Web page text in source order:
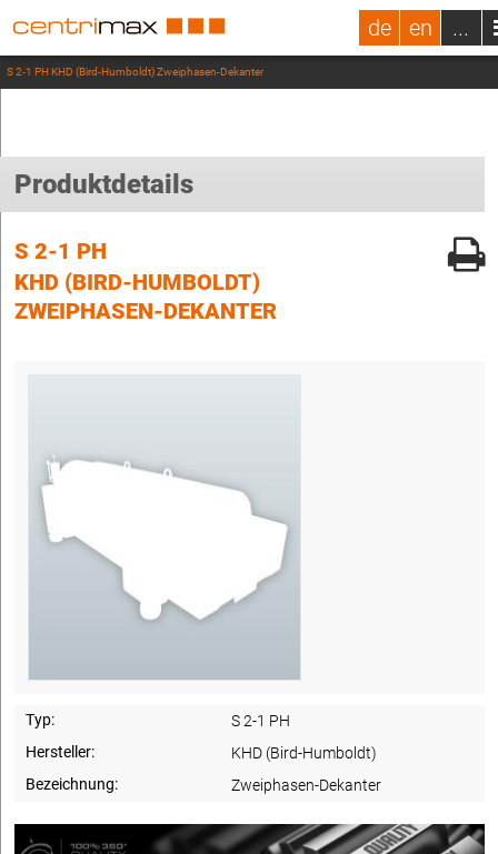
de en ...
S 2-1 PH KHD (Bird-Humboldt) Zweiphasen-Dekanter
Produktdetails
S 2-1 PH
KHD (BIRD-HUMBOLDT)
ZWEIPHASEN-DEKANTER
Typ:
S 2-1 PH
Hersteller:
KHD (Bird-Humboldt)
Bezeichnung:
Zweiphasen-Dekanter